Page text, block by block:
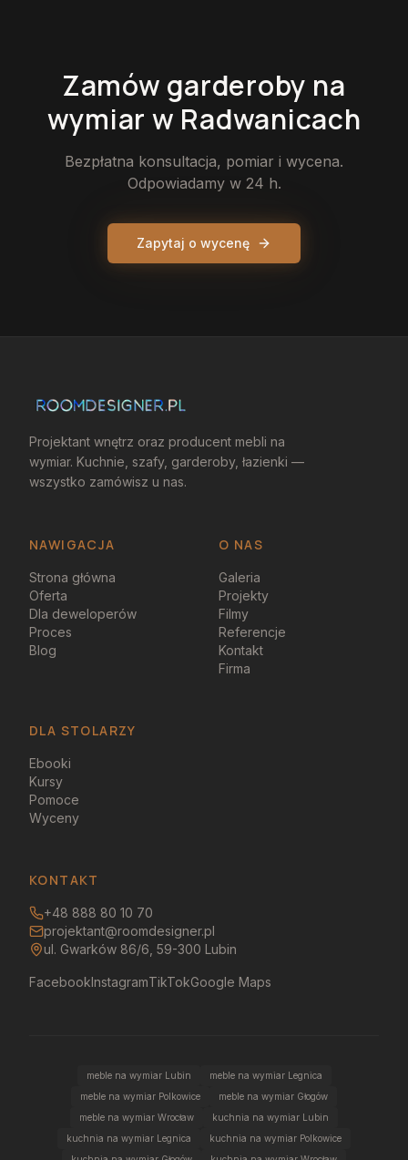
Zamów garderoby na
wymiar w Radwanicach
Bezpłatna konsultacja, pomiar i wycena.
Odpowiadamy w 24 h.
Zapytaj o wycenę
Projektant wnętrz oraz producent mebli na
wymiar. Kuchnie, szafy, garderoby, łazienki —
wszystko zamówisz u nas.
NAWIGACJA O NAS
Strona główna
Oferta
Dla deweloperów
Proces
Blog
Galeria
Projekty
Filmy
Referencje
Kontakt
Firma
DLA STOLARZY
Ebooki
Kursy
Pomoce
Wyceny
KONTAKT
+48 888 80 10 70
projektant@roomdesigner.pl
ul. Gwarków 86/6, 59-300 Lubin
FacebookInstagramTikTokGoogle Maps
meble na wymiar Lubin
meble na wymiar Legnica
meble na wymiar Polkowice
meble na wymiar Głogów
meble na wymiar Wrocław
kuchnia na wymiar Lubin
kuchnia na wymiar Legnica
kuchnia na wymiar Polkowice